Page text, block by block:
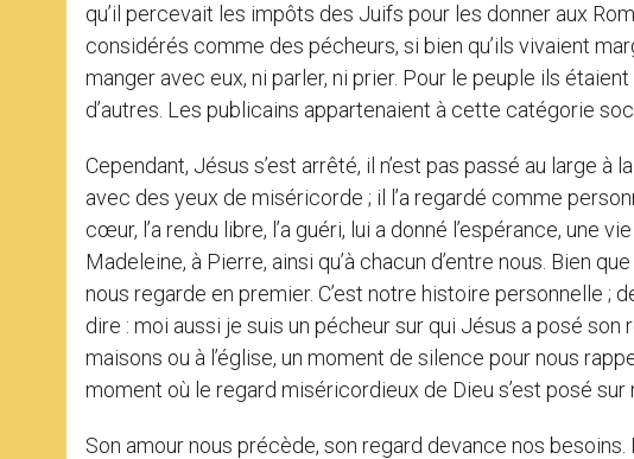
qu’il percevait les impôts des Juifs pour les donner aux
considérés comme des pécheurs, si bien qu’ils vivaient
manger avec eux, ni parler, ni prier. Pour le peuple ils
d’autres. Les publicains appartenaient à cette catégorie
Cependant, Jésus s’est arrêté, il n’est pas passé au large à
avec des yeux de miséricorde ; il l’a regardé comme
cœur, l’a rendu libre, l’a guéri, lui a donné l’espérance, une
Madeleine, à Pierre, ainsi qu’à chacun d’entre nous. Bien
nous regarde en premier. C’est notre histoire personnelle ;
dire : moi aussi je suis un pécheur sur qui Jésus a posé
maisons ou à l’église, un moment de silence pour nous
moment où le regard miséricordieux de Dieu s’est posé sur
Son amour nous précède, son regard devance nos